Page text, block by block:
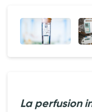
La perfusion